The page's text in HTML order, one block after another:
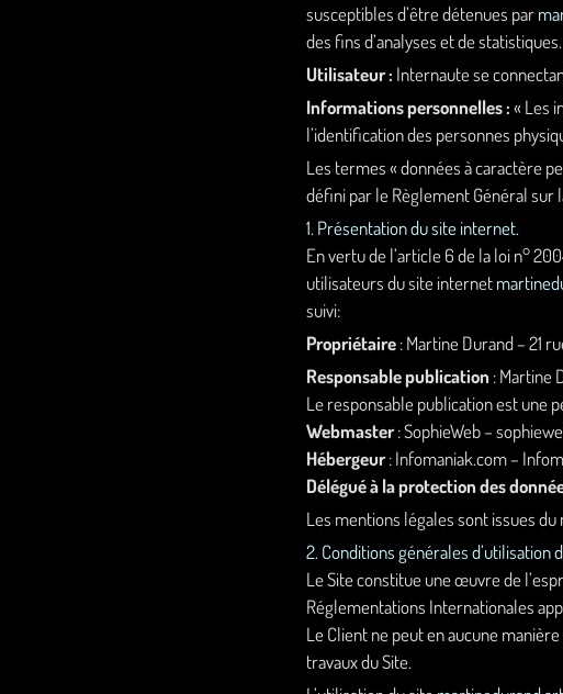
susceptibles d’être détenues par
des fins d’analyses et de statistiques.
Utilisateur : Internaute se
Informations personnelles :« Les
l’identification des personnes
Les termes « données à caractère
défini par le Règlement Général sur
1. Présentation du site internet.
En vertu de l’article 6 de la loi n°
utilisateurs du site internet
suivi:
Propriétaire: Martine Durand – 21
Responsable publication: Martine
Le responsable publication est une
Webmaster: SophieWeb –
Hébergeur: Infomaniak.com –
Délégué à la protection des
Les mentions légales sont issues
2. Conditions générales d’utilisation
Le Site constitue une œuvre de
Réglementations Internationales
Le Client ne peut en aucune
travaux du Site.